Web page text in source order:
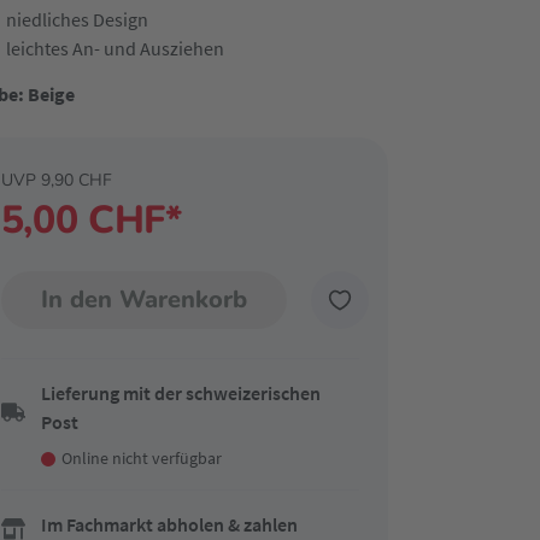
niedliches Design
leichtes An- und Ausziehen
Beige
5,00 CHF*
UVP 9,90 CHF
In den Warenkorb
Lieferung mit der schweizerischen
Post
Online nicht verfügbar
Im Fachmarkt abholen & zahlen